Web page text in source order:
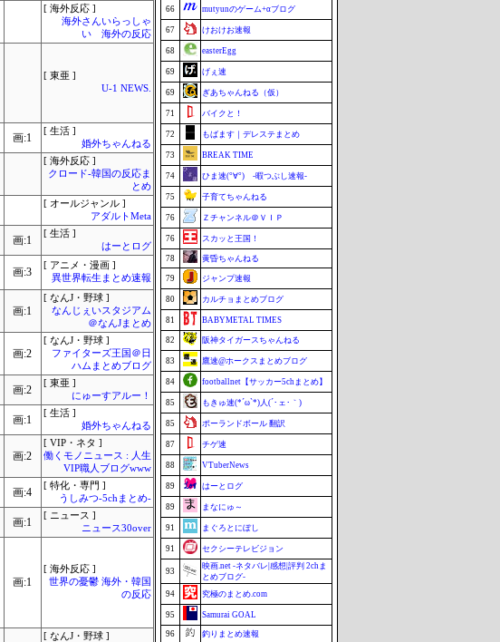
[ 海外反応 ]
海外さんいらっしゃ
い 海外の反応
[ 東亜 ]
U-1 NEWS.
画:1
[ 生活 ]
婚外ちゃんねる
[ 海外反応 ]
クロード-韓国の反応ま
とめ
[ オールジャンル ]
アダルトMeta
画:1
[ 生活 ]
はーとログ
画:3
[ アニメ・漫画 ]
異世界転生まとめ速報
画:1
[ なんJ・野球 ]
なんじぇいスタジアム
＠なんJまとめ
画:2
[ なんJ・野球 ]
ファイターズ王国＠日
ハムまとめブログ
画:2
[ 東亜 ]
にゅーすアルー！
画:1
[ 生活 ]
婚外ちゃんねる
画:2
[ VIP・ネタ ]
働くモノニュース : 人生
VIP職人ブログwww
画:4
[ 特化・専門 ]
うしみつ-5chまとめ-
画:1
[ ニュース ]
ニュース30over
画:1
[ 海外反応 ]
世界の憂鬱 海外・韓国
の反応
[ なんJ・野球 ]
66 mutyunのゲーム+αブログ
67 けおけお速報
68 easterEgg
69 げぇ速
69 ぎあちゃんねる（仮）
71 バイクと！
72 もばます｜デレステまとめ
73 BREAK TIME
74 ひま速(°∀°) -暇つぶし速報-
75 子育てちゃんねる
76 Ｚチャンネル＠ＶＩＰ
76 スカッと王国！
78 黄昏ちゃんねる
79 ジャンプ速報
80 カルチョまとめブログ
81 BABYMETAL TIMES
82 阪神タイガースちゃんねる
83 鷹速@ホークスまとめブログ
84 footballnet【サッカー5chまとめ】
85 もきゅ速(*´ω`*)人(´･ェ･｀)
85 ポーランドボール 翻訳
87 チゲ速
88 VTuberNews
89 はーとログ
89 まなにゅ～
91 まぐろとにぼし
91 セクシーテレビジョン
93
映画.net -ネタバレ|感想|評判 2chま
とめブログ-
94
究極のまとめ.com
95 Samurai GOAL
96 釣りまとめ速報